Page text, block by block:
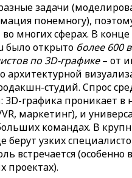
задачи
понемногу),
многих сферах. В конце
было открыто более 600
по 3D-графике– от
архитектурной
студий. Спрос
3D-графика проникает в
маркетинг), и
командах. В
берут узких
встречается (особенно в
проектах).